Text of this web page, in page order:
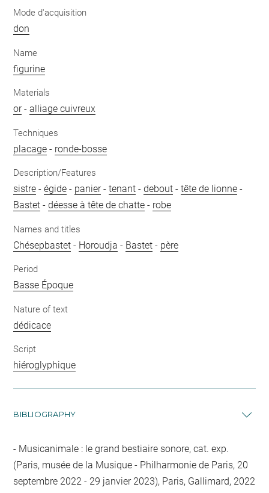
Mode d'acquisition
don
Name
figurine
Materials
or-alliage cuivreux
Techniques
placage - ronde-bosse
Description/Features
sistre -égide - panier-tenant -debout -tête de lionne -
Bastet -déesse à tête de chatte - robe
Names and titles
Chésepbastet - Horoudja - Bastet - père
Period
Basse Époque
Nature of text
dédicace
Script
hiéroglyphique
BIBLIOGRAPHY
Musicanimale : le grand bestiaire sonore, cat. exp.
(Paris, musée de la Musique - Philharmonie de Paris, 20
septembre 2022 - 29 janvier 2023), Paris, Gallimard, 2022